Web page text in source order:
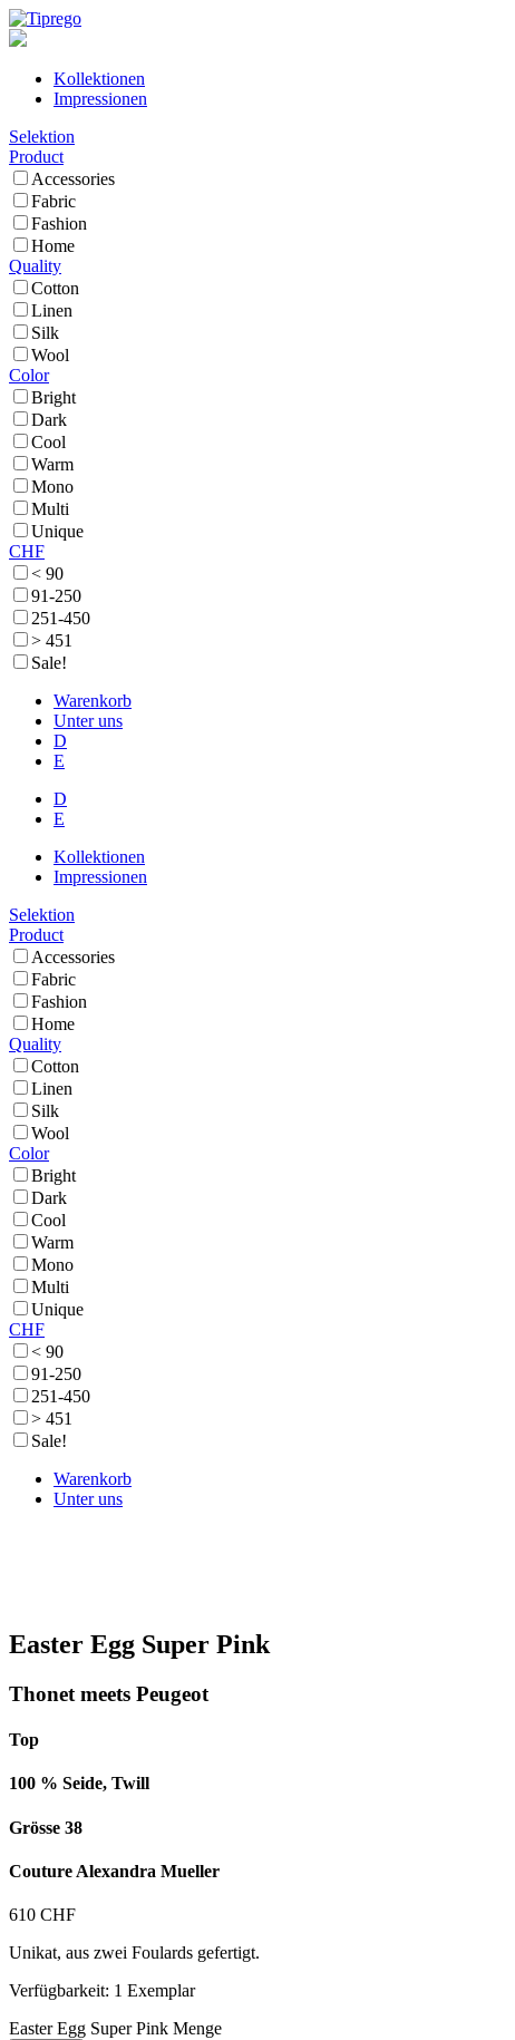
Kollektionen
Impressionen
Selektion
Product
Accessories
Fabric
Fashion
Home
Quality
Cotton
Linen
Silk
Wool
Color
Bright
Dark
Cool
Warm
Mono
Multi
Unique
CHF
< 90
91-250
251-450
> 451
Sale!
Warenkorb
Unter uns
D
E
D
E
Kollektionen
Impressionen
Selektion
Product
Accessories
Fabric
Fashion
Home
Quality
Cotton
Linen
Silk
Wool
Color
Bright
Dark
Cool
Warm
Mono
Multi
Unique
CHF
< 90
91-250
251-450
> 451
Sale!
Warenkorb
Unter uns
Easter Egg Super Pink
Thonet meets Peugeot
Top
100 % Seide, Twill
Grösse 38
Couture Alexandra Mueller
610 CHF
Unikat, aus zwei Foulards gefertigt.
Verfügbarkeit: 1 Exemplar
Easter Egg Super Pink Menge